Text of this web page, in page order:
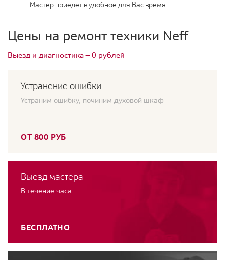
Мастер приедет в удобное для Вас время
Цены на ремонт техники Neff
Выезд и диагностика — 0 рублей
Устранение ошибки
Устраним ошибку, починим духовой шкаф
ОТ 800 РУБ
Выезд мастера
В течение часа
БЕСПЛАТНО